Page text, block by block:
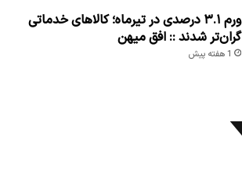
ورم ۳.۱ درصدی در تیرماه؛ کالاهای خدماتی
گران‌تر شدند :: افق میهن
1 هفته پیش